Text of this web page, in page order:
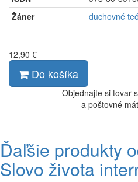
Žáner
duchovné
12,90 €
Do košíka
Objednajte si tovar
a poštovné
Ďaľšie produkty
Slovo života